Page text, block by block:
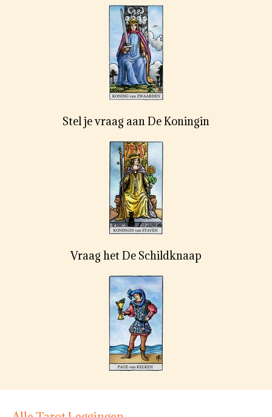
Stel je vraag aan De Koningin
Vraag het De Schildknaap